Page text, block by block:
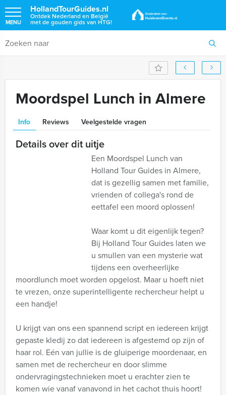
HollandTourGuides.nl
Ontdek Nederland en België
met de gouden gids van HTG!
MENU
Moordspel Lunch in Almere
Info Reviews Veelgestelde vragen
Details over dit uitje
Een Moordspel Lunch van
Holland Tour Guides in Almere,
dat is gezellig samen met familie,
vrienden of collega's rond de
eettafel een moord oplossen!
Waar komt u dit eigenlijk tegen?
Bij Holland Tour Guides laten we
u smullen van een mysterie wat
tijdens een overheerlijke
moordlunch moet worden opgelost. Maar u hoeft niet
te vrezen, onze superintelligente rechercheur helpt u
een handje!
U krijgt van ons een spannend script en iedereen krijgt
gepaste kledij zo dat iedereen is afgestemd op zijn of
haar rol. Eén van jullie is de gluiperige moordenaar, en
samen met de rechercheur en door slimme
ondervragingstechnieken moet u erachter zien te
komen wie vanaf vanavond in het cachot thuis hoort!